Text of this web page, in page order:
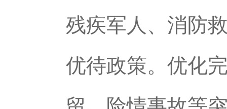
残疾军人、消防
优待政策。优化